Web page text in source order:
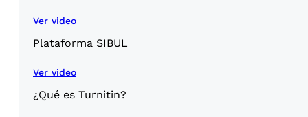
Ver video
Plataforma SIBUL
Ver video
¿Qué es Turnitin?